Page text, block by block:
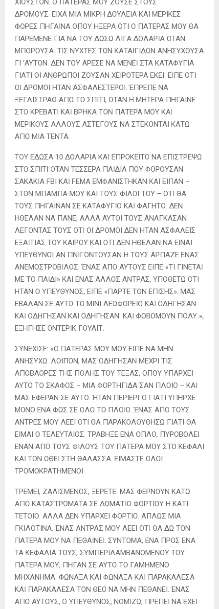
ΧΙΟΥΣΤΟΝ. Ο ΠΑΤΕΡΑΣ ΜΟΥ ΖΟΥΣΕ ΣΤΟΥΣ
ΔΡΟΜΟΥΣ. ΕΙΧΑ ΜΙΑ ΜΙΚΡΗ ΔΟΥΛΕΙΑ ΚΑΙ ΜΕΡΙΚΕΣ
ΦΟΡΕΣ ΠΗΓΑΙΝΑ ΟΠΟΥ ΗΞΕΡΑ ΟΤΙ Ο ΠΑΤΕΡΑΣ ΜΟΥ ΘΑ
ΠΑΡΕΜΕΝΕ ΓΙΑ ΝΑ ΤΟΥ ΔΩΣΩ ΛΙΓΑ ΔΟΛΑΡΙΑ ΟΤΑΝ
ΜΠΟΡΟΥΣΑ. ΤΙΣ ΝΥΧΤΕΣ ΤΩΝ ΚΑΤΑΙΓΙΔΩΝ ΑΝΗΣΥΧΟΥΣΑ
ΓΙ ‘ΑΥΤΟΝ. ΔΕΝ ΤΟΥ ΑΡΕΣΕ ΝΑ ΜΕΝΕΙ ΣΤΑ ΚΑΤΑΦΥΓΙΑ
ΓΙΑΤΙ ΟΙ ΑΝΘΡΩΠΟΙ ΖΟΥΣΑΝ ΧΕΙΡΟΤΕΡΑ ΕΚΕΙ. ΕΙΠΕ ΟΤΙ
ΟΙ ΔΡΟΜΟΙ ΗΤΑΝ ΑΣΦΑΛΕΣΤΕΡΟΙ. ΈΠΡΕΠΕ ΝΑ
ΞΕΓΛΙΣΤΡΑΩ ΑΠΟ ΤΟ ΣΠΙΤΙ, ΟΤΑΝ Η ΜΗΤΕΡΑ ΠΗΓΑΙΝΕ
ΣΤΟ ΚΡΕΒΑΤΙ ΚΑΙ ΒΡΗΚΑ ΤΟΝ ΠΑΤΕΡΑ ΜΟΥ ΚΑΙ
ΜΕΡΙΚΟΥΣ ΑΛΛΟΥΣ ΑΣΤΕΓΟΥΣ ΝΑ ΣΤΕΚΟΝΤΑΙ ΚΑΤΩ
ΑΠΟ ΜΙΑ ΤΕΝΤΑ.
ΤΟΥ ΕΔΩΣΑ 10 ΔΟΛΑΡΙΑ ΚΑΙ ΕΠΡΟΚΕΙΤΟ ΝΑ ΕΠΙΣΤΡΕΨΩ
ΣΤΟ ΣΠΙΤΙ ΟΤΑΝ ΤΕΣΣΕΡΑ ΠΑΙΔΙΑ ΠΟΥ ΦΟΡΟΥΣΑΝ
ΣΑΚΑΚΙΑ FBI ΚΑΙ FEMA ΕΜΦΑΝΙΣΤΗΚΑΝ ΚΑΙ ΕΙΠΑΝ –
ΣΤΟΝ ΜΠΑΜΠΑ ΜΟΥ ΚΑΙ ΤΟΥΣ ΦΙΛΟΙ ΤΟΥ – ΟΤΙ ΘΑ
ΤΟΥΣ ΠΗΓΑΙΝΑΝ ΣΕ ΚΑΤΑΦΥΓΙΟ ΚΑΙ ΦΑΓΗΤΟ. ΔΕΝ
ΗΘΕΛΑΝ ΝΑ ΠΑΝΕ, ΑΛΛΑ ΑΥΤΟΙ ΤΟΥΣ ΑΝΑΓΚΑΣΑΝ
ΛΕΓΟΝΤΑΣ ΤΟΥΣ ΟΤΙ ΟΙ ΔΡΟΜΟΙ ΔΕΝ ΗΤΑΝ ΑΣΦΑΛΕΙΣ
ΕΞΑΙΤΙΑΣ ΤΟΥ ΚΑΙΡΟΥ ΚΑΙ ΟΤΙ ΔΕΝ ΗΘΕΛΑΝ ΝΑ ΕΙΝΑΙ
ΥΠΕΥΘΥΝΟΙ ΑΝ ΠΝΙΓΟΝΤΟΥΣΑΝ Η ΤΟΥΣ ΑΡΠΑΖΕ ΕΝΑΣ
ΑΝΕΜΟΣΤΡΟΒΙΛΟΣ. ΈΝΑΣ ΑΠΟ ΑΥΤΟΥΣ ΕΙΠΕ «ΤΙ ΓΙΝΕΤΑΙ
ΜΕ ΤΟ ΠΑΙΔΙ» ΚΑΙ ΕΝΑΣ ΑΛΛΟΣ ΑΝΤΡΑΣ, ΥΠΟΘΕΤΩ ΟΤΙ
ΗΤΑΝ Ο ΥΠΕΥΘΥΝΟΣ, ΕΙΠΕ «ΠΑΡΤΕ ΤΟΝ ΕΠΙΣΗΣ». ΜΑΣ
ΕΒΑΛΑΝ ΣΕ ΑΥΤΟ ΤΟ ΜΙΝΙ ΛΕΩΦΟΡΕΙΟ ΚΑΙ ΟΔΗΓΗΣΑΝ
ΚΑΙ ΟΔΗΓΗΣΑΝ ΚΑΙ ΟΔΗΓΗΣΑΝ. ΚΑΙ ΦΟΒΟΜΟΥΝ ΠΟΛΥ »,
ΕΞΗΓΗΣΕ ΟΝΤΕΡΙΚ ΓΟΥΑΙΤ.
ΣΥΝΕΧΙΣΕ: «Ο ΠΑΤΕΡΑΣ ΜΟΥ ΜΟΥ ΕΙΠΕ ΝΑ ΜΗΝ
ΑΝΗΣΥΧΩ. ΛΟΙΠΟΝ, ΜΑΣ ΟΔΗΓΗΣΑΝ ΜΕΧΡΙ ΤΙΣ
ΑΠΟΒΑΘΡΕΣ ΤΗΣ ΠΟΛΗΣ ΤΟΥ ΤΕΞΑΣ, ΟΠΟΥ ΥΠΑΡΧΕΙ
ΑΥΤΟ ΤΟ ΣΚΑΦΟΣ – ΜΙΑ ΦΟΡΤΗΓΙΔΑ ΣΑΝ ΠΛΟΙΟ – ΚΑΙ
ΜΑΣ ΕΦΕΡΑΝ ΣΕ ΑΥΤΟ. ΉΤΑΝ ΠΕΡΙΕΡΓΟ ΓΙΑΤΙ ΥΠΗΡΧΕ
ΜΟΝΟ ΕΝΑ ΦΩΣ ΣΕ ΟΛΟ ΤΟ ΠΛΟΙΟ. ΈΝΑΣ ΑΠΟ ΤΟΥΣ
ΑΝΤΡΕΣ ΜΟΥ ΛΕΕΙ ΟΤΙ ΘΑ ΠΑΡΑΚΟΛΟΥΘΗΣΩ ΓΙΑΤΙ ΘΑ
ΕΙΜΑΙ Ο ΤΕΛΕΥΤΑΙΟΣ. ΤΡΑΒΗΞΕ ΕΝΑ ΟΠΛΟ, ΠΥΡΟΒΟΛΕΙ
ΕΝΑΝ ΑΠΟ ΤΟΥΣ ΦΙΛΟΥΣ ΤΟΥ ΠΑΤΕΡΑ ΜΟΥ ΣΤΟ ΚΕΦΑΛΙ
ΚΑΙ ΤΟΝ ΩΘΕΙ ΣΤΗ ΘΑΛΑΣΣΑ. ΕΙΜΑΣΤΕ ΟΛΟΙ
ΤΡΟΜΟΚΡΑΤΗΜΕΝΟΙ.
ΤΡΕΜΕΙ, ΖΑΛΙΣΜΕΝΟΣ, ΞΕΡΕΤΕ. ΜΑΣ ΦΕΡΝΟΥΝ ΚΑΤΩ
ΑΠΟ ΚΑΤΑΣΤΡΩΜΑΤΑ ΣΕ ΔΩΜΑΤΙΟ ΦΟΡΤΙΟΥ Η ΚΑΤΙ
ΤΕΤΟΙΟ. ΑΛΛΑ ΔΕΝ ΥΠΑΡΧΕΙ ΦΟΡΤΙΟ. ΑΠΛΩΣ ΜΙΑ
ΓΚΙΛΟΤΙΝΑ. ΈΝΑΣ ΑΝΤΡΑΣ ΜΟΥ ΛΕΕΙ ΟΤΙ ΘΑ ΔΩ ΤΟΝ
ΠΑΤΕΡΑ ΜΟΥ ΝΑ ΠΕΘΑΙΝΕΙ. ΣΥΝΤΟΜΑ, ΕΝΑ ΠΡΟΣ ΕΝΑ
ΤΑ ΚΕΦΑΛΙΑ ΤΟΥΣ, ΣΥΜΠΕΡΙΛΑΜΒΑΝΟΜΕΝΟΥ ΤΟΥ
ΠΑΤΕΡΑ ΜΟΥ, ΠΗΓΑΝ ΣΕ ΑΥΤΟ ΤΟ ΓΑΜΗΜΕΝΟ
ΜΗΧΑΝΗΜΑ. ΦΩΝΑΞΑ ΚΑΙ ΦΩΝΑΞΑ ΚΑΙ ΠΑΡΑΚΑΛΕΣΑ
ΚΑΙ ΠΑΡΑΚΑΛΕΣΑ ΤΟΝ ΘΕΟ ΝΑ ΜΗΝ ΠΕΘΑΝΕΙ. ΈΝΑΣ
ΑΠΟ ΑΥΤΟΥΣ, Ο ΥΠΕΥΘΥΝΟΣ, ΝΟΜΙΖΩ, ΠΡΕΠΕΙ ΝΑ ΕΧΕΙ